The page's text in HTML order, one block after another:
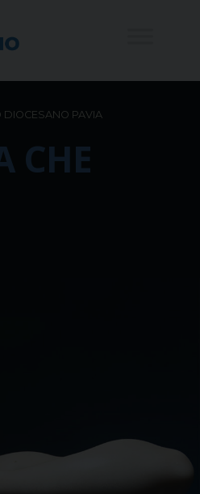
DIOCESANO PAVIA
CHE